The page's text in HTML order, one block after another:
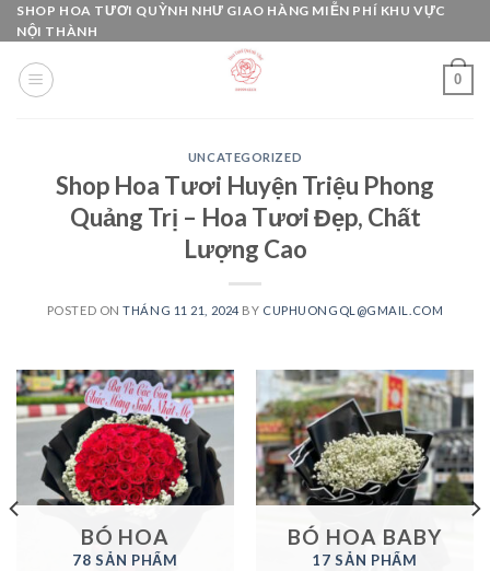
Skip
to
content
SHOP HOA TƯƠI QUỲNH NHƯ GIAO HÀNG MIỄN PHÍ KHU VỰC
NỘI THÀNH
0
UNCATEGORIZED
Shop Hoa Tươi Huyện Triệu Phong
Quảng Trị – Hoa Tươi Đẹp, Chất
Lượng Cao
POSTED ONTHÁNG 11 21, 2024 BY CUPHUONGQL@GMAIL.COM
BÓ HOA
78 SẢN PHẨM
BÓ HOA BABY
17 SẢN PHẨM